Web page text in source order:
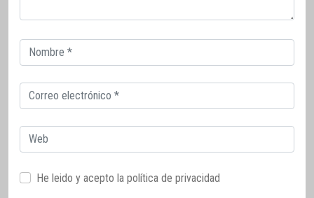
Correo
electrónico
Correo
electrónico
Web
He leido y acepto la política de privacidad